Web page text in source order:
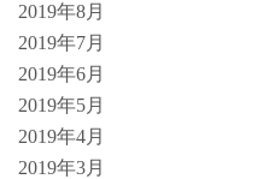
2019年8月
2019年7月
2019年6月
2019年5月
2019年4月
2019年3月